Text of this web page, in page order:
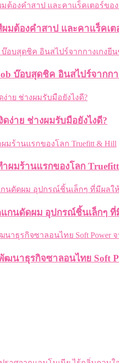
ผมต้องคำสาป และคาแร็คเ
บ๊อบสุดชิค อินสไปร์จากกา
ง่าย ช่างผมรับมือยังไงดี?
ผมร้านแรกของโลก
กนดัดผม อุปกรณ์ชิ้นเล็กๆ ที่
นาธุรกิจซาลอนไทย Soft